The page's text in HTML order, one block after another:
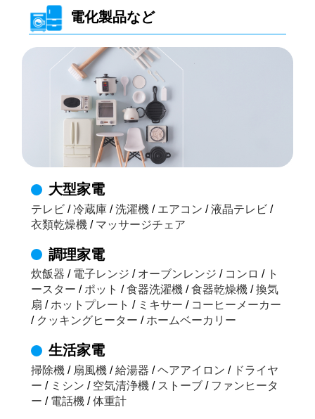
電化製品など
大型家電
テレビ/冷蔵庫/洗濯機/ エアコン /液晶テレビ/
衣類乾燥機/ マッサージチェア
調理家電
炊飯器 / 電子レンジ / オーブンレンジ / コンロ / ト
ースター / ポット /食器洗濯機/食器乾燥機/換気
扇 / ホットプレート / ミキサー / コーヒーメーカー
/ クッキングヒーター / ホームベーカリー
生活家電
掃除機/ 扇風機/給湯器 /ヘアアイロン / ドライヤ
ー / ミシン / 空気清浄機/ ストーブ/ ファンヒータ
ー / 電話機/体重計